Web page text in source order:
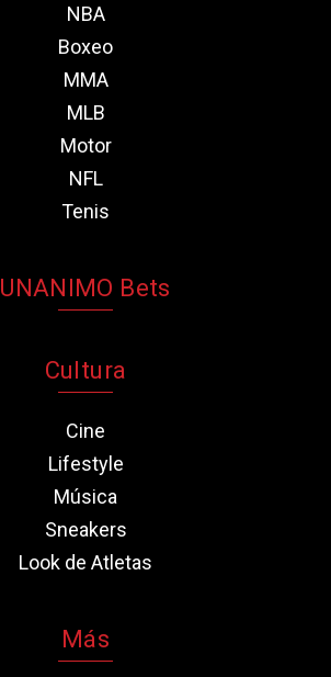
NBA
Boxeo
MMA
MLB
Motor
NFL
Tenis
UNANIMO Bets
Cultura
Cine
Lifestyle
Música
Sneakers
Look de Atletas
Más